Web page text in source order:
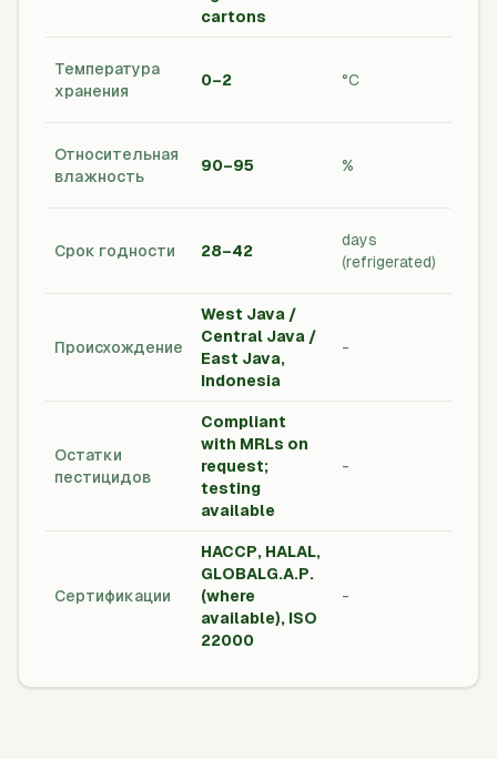
cartons
Температура
хранения
0–2 °C
Относительная
влажность
90–95 %
Срок годности 28–42
days
(refrigerated)
Происхождение
West Java /
Central Java /
East Java,
Indonesia
-
Остатки
пестицидов
Compliant
with MRLs on
request;
testing
available
-
Сертификации
HACCP, HALAL,
GLOBALG.A.P.
(where
available), ISO
22000
-